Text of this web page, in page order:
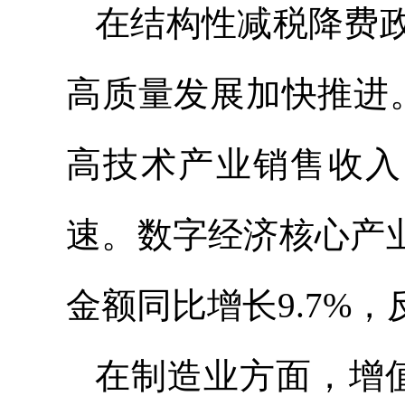
在结构性减税降费
高质量发展加快推进
高技术产业销售收
速。数字经济核心产
金额同比增长9.7%
在制造业方面，增